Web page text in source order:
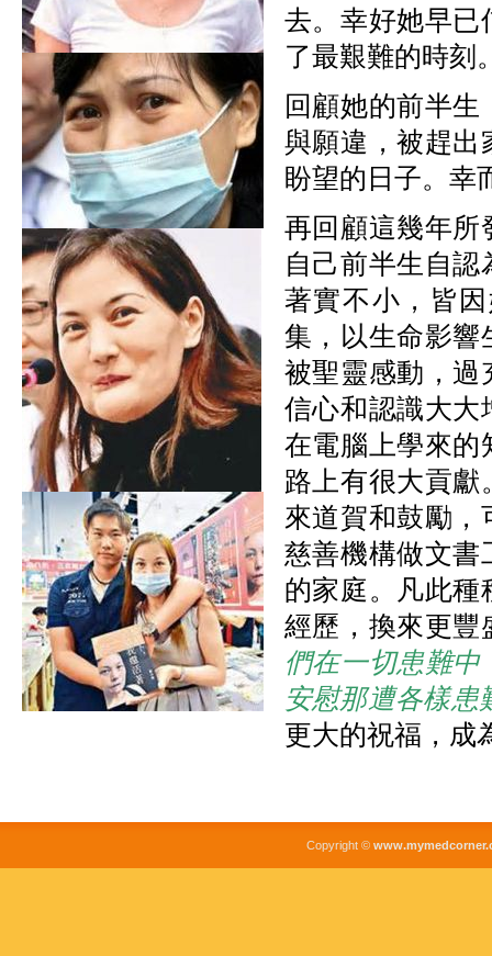
去。幸好她早已
了最艱難的時刻
回顧她的前半
與願違，被趕出
盼望的日子。幸
再回顧這幾年所
自己前半生自
著實不小，皆
集，以生命影響
被聖靈感動，過
信心和認識大大
在電腦上學來的
路上有很大貢獻
來道賀和鼓勵，
慈善機構做文書
的家庭。凡此種
經歷，換來更豐
們在一切患難
安慰那遭各樣患
更大的祝福，成
Copyright ©